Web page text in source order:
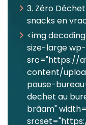
3. Zéro
snacks en
<img
size-large
src="https://
content/
pause-
dechet au
brâam"